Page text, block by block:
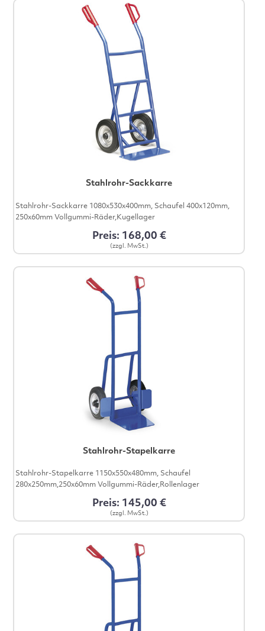
Stahlrohr-Sackkarre
Stahlrohr-Sackkarre 1080x530x400mm, Schaufel 400x120mm,
250x60mm Vollgummi-Räder,Kugellager
Preis: 168,00 €
(zzgl. MwSt.)
Stahlrohr-Stapelkarre
Stahlrohr-Stapelkarre 1150x550x480mm, Schaufel
280x250mm,250x60mm Vollgummi-Räder,Rollenlager
Preis: 145,00 €
(zzgl. MwSt.)